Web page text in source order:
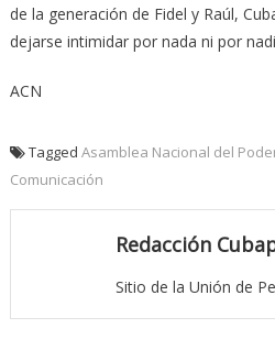
de la generación de Fidel y Raúl,
dejarse intimidar por nada ni por
ACN
Tagged Asamblea Nacional del
Comunicación
Redacción
Sitio de la Unión de